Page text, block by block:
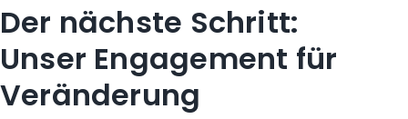
Der nächste Schritt:
Unser Engagement für
Veränderung